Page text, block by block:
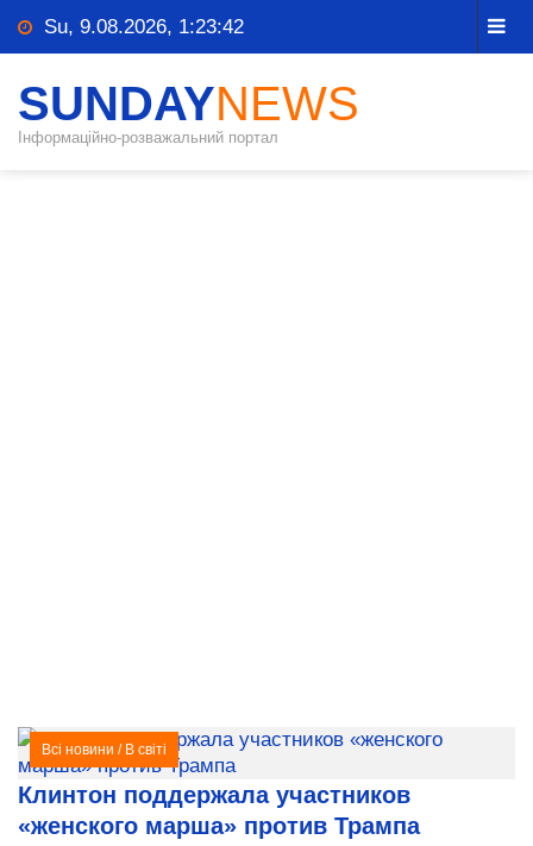
Su, 9.08.2026, 1:23:42
SUNDAYNEWS
Інформаційно-розважальний портал
Всі новини / В світі
Клинтон поддержала участников
«женского марша» против Трампа